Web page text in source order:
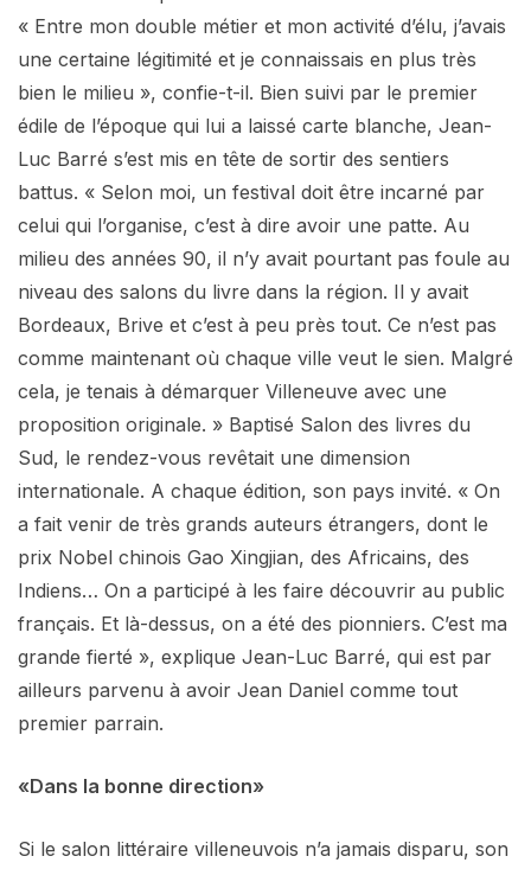
« Entre mon double métier et mon activité d’élu, j’avais
une certaine légitimité et je connaissais en plus très
bien le milieu », confie-t-il. Bien suivi par le premier
édile de l’époque qui lui a laissé carte blanche, Jean-
Luc Barré s’est mis en tête de sortir des sentiers
battus. « Selon moi, un festival doit être incarné par
celui qui l’organise, c’est à dire avoir une patte. Au
milieu des années 90, il n’y avait pourtant pas foule au
niveau des salons du livre dans la région. Il y avait
Bordeaux, Brive et c’est à peu près tout. Ce n’est pas
comme maintenant où chaque ville veut le sien. Malgré
cela, je tenais à démarquer Villeneuve avec une
proposition originale. » Baptisé Salon des livres du
Sud, le rendez-vous revêtait une dimension
internationale. A chaque édition, son pays invité. « On
a fait venir de très grands auteurs étrangers, dont le
prix Nobel chinois Gao Xingjian, des Africains, des
Indiens… On a participé à les faire découvrir au public
français. Et là-dessus, on a été des pionniers. C’est ma
grande fierté », explique Jean-Luc Barré, qui est par
ailleurs parvenu à avoir Jean Daniel comme tout
premier parrain.
«Dans la bonne direction»
Si le salon littéraire villeneuvois n’a jamais disparu, son